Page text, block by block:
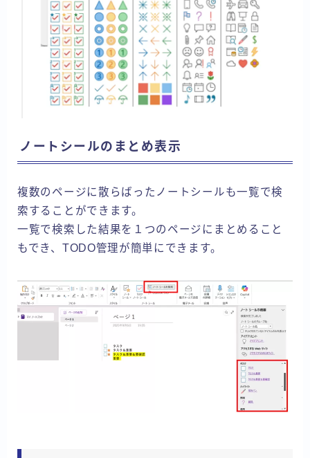
ノートシールのまとめ表示
複数のページに散らばったノートシールも一覧で検
索することができます。
一覧で検索した結果を１つのページにまとめること
もでき、TODO管理が簡単にできます。